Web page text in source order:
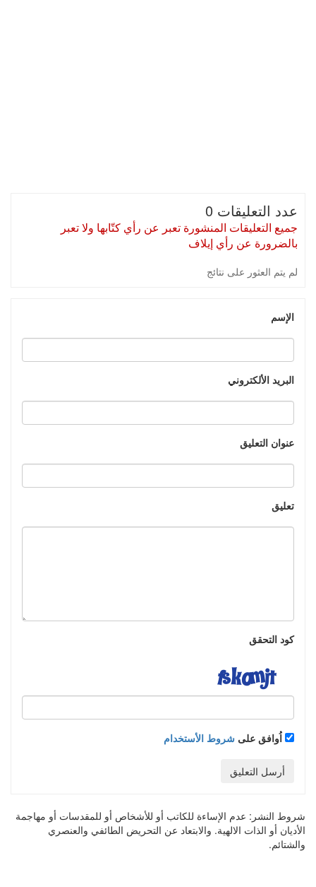
عدد التعليقات 0
جميع التعليقات المنشورة تعبر عن رأي كتّابها ولا تعبر
بالضرورة عن رأي إيلاف
لم يتم العثور على نتائج
الإسم
البريد الألكتروني
عنوان التعليق
تعليق
كود التحقق
اُوافق على شروط الأستخدام
أرسل التعليق
شروط النشر: عدم الإساءة للكاتب أو للأشخاص أو للمقدسات أو مهاجمة
الأديان أو الذات الالهية. والابتعاد عن التحريض الطائفي والعنصري
والشتائم.